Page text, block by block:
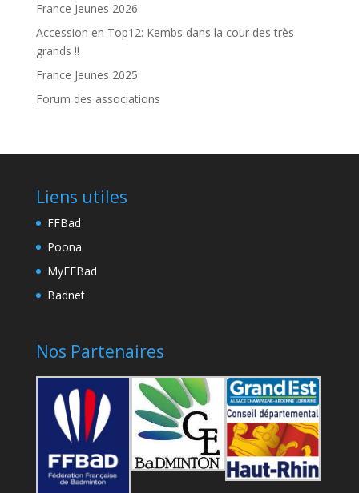
France Jeunes 2026
Accession en Top12: Kembs dans la cour des très
grands !!
France Jeunes 2025
Forum des associations
Liens utiles
FFBad
Poona
MyFFBad
Badnet
Nos Partenaires